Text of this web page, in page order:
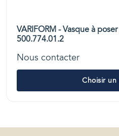
VARIFORM - Vasque à
500.774.01.2
Nous contacter
Choisir un